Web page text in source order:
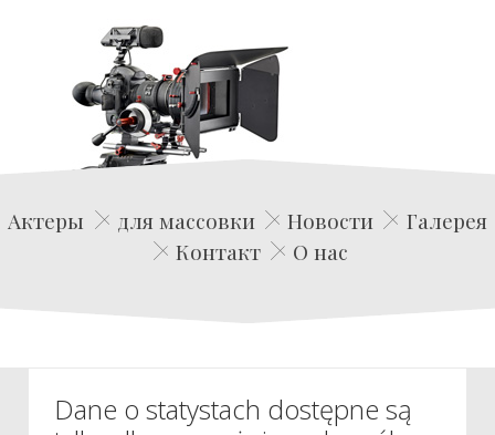
Edwin Film Agencja Aktorska
Актеры для массовки Новости
Галерея
Контакт
О нас
Dane o statystach dostępne są